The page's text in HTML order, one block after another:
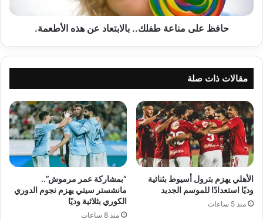
حافظ على مناعة طفلك.. بالابتعاد عن هذه الأطعمة.
مقالات ذات صلة
الأهلي يهزم بترول أسيوط بثنائية
وديًا استعدادًا للموسم الجديد
منذ 5 ساعات
“بمشاركة عمر مرموش”..
مانشستر سيتي يهزم نجوم الدوري
الكوري بثلاثية وديًا
منذ 8 ساعات